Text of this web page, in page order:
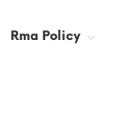
Rma Policy